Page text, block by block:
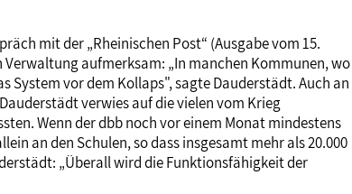
mit der „Rheinischen Post“ (Ausgabe vom 15.
aufmerksam: „In manchen Kommunen, wo
vor dem Kollaps", sagte Dauderstädt. Auch an
verwies auf die vielen vom Krieg
Wenn der dbb noch vor einem Monat mindestens
an den Schulen, so dass insgesamt mehr als 20.000
„Überall wird die Funktionsfähigkeit der